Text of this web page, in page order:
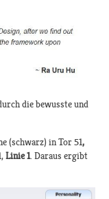
die bewusste und
(schwarz) in Tor 51,
Linie 1. Daraus ergibt